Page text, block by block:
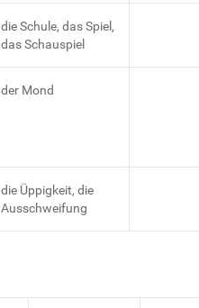
die Schule, das Spiel,
das Schauspiel
der Mond
die Üppigkeit, die
Ausschweifung